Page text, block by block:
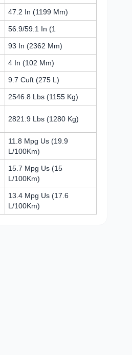
47.2 In (1199 Mm)
56.9/59.1 In (1
93 In (2362 Mm)
4 In (102 Mm)
9.7 Cuft (275 L)
2546.8 Lbs (1155 Kg)
2821.9 Lbs (1280 Kg)
11.8 Mpg Us (19.9
L/100Km)
15.7 Mpg Us (15
L/100Km)
13.4 Mpg Us (17.6
L/100Km)